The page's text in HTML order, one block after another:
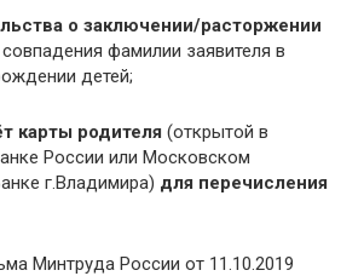
о заключении/расторжении
фамилии заявителя в
детей;
карты родителя (открытой в
России или Московском
г.Владимира) для перечисления
Минтруда России от 11.10.2019